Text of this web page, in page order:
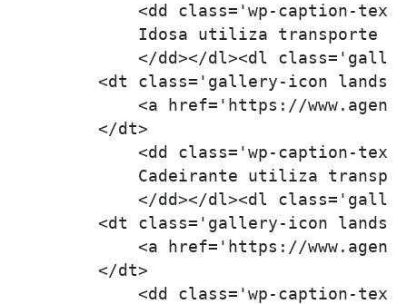
<dd class='wp-caption-
Idosa utiliza transporte
</dd></dl><dl
<dt class='gallery-icon
<a href='https://
        </dt>
<dd class='wp-caption-
Cadeirante utiliza
</dd></dl><dl
<dt class='gallery-icon
<a href='https://
        </dt>
<dd class='wp-caption-